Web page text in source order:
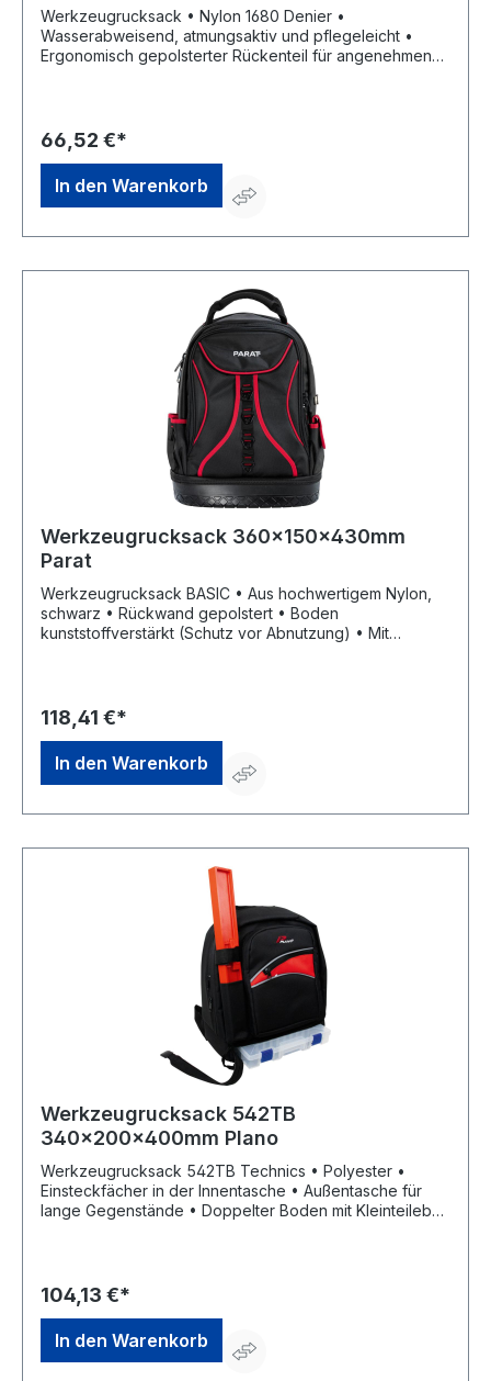
Werkzeugrucksack • Nylon 1680 Denier •
Wasserabweisend, atmungsaktiv und pflegeleicht •
Ergonomisch gepolsterter Rückenteil für angenehmen
66,52 €*
In den Warenkorb
Werkzeugrucksack 360x150x430mm
Parat
Werkzeugrucksack BASIC • Aus hochwertigem Nylon,
schwarz • Rückwand gepolstert • Boden
kunststoffverstärkt (Schutz vor Abnutzung) • Mit
Schlüsselanhänger 1 verstellbarer Brustriemen 2
verstellbare, gepolsterte Trageriemen Lieferung: Ohne
Inhalt.
118,41 €*
In den Warenkorb
Werkzeugrucksack 542TB
340x200x400mm Plano
Werkzeugrucksack 542TB Technics • Polyester •
Einsteckfächer in der Innentasche • Außentasche für
lange Gegenstände • Doppelter Boden mit Kleinteilebox
104,13 €*
In den Warenkorb